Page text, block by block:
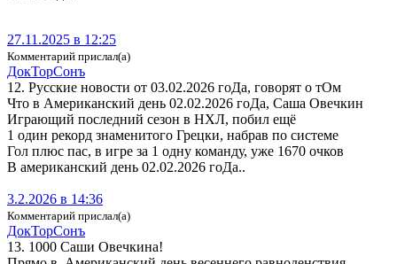
27.11.2025 в 12:25
Комментарий прислал(а)
Док­ТорСонъ
12. Русские новости от 03.02.2026 гоДа, говорят о тОм
Что в Американский день 02.02.2026 гоДа, Саша Овечкин
Играющий последний сезон в НХЛ, побил ещё
1 один рекорд знаменитого Грецки, набрав по системе
Гол плюс пас, в игре за 1 одну команду, уже 1670 очков
В американский день 02.02.2026 гоДа..
3.2.2026 в 14:36
Комментарий прислал(а)
Док­ТорСонъ
13. 1000 Саши Овечкина!